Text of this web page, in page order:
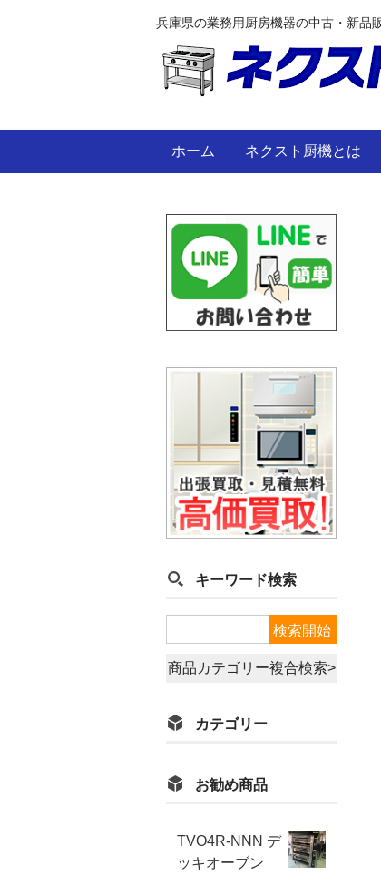
兵庫県の業務用厨房機器の中古・新品
ホーム ネクスト厨機とは
キーワード検索
商品カテゴリー複合検索>
カテゴリー
お勧め商品
TVO4R-NNN デ
ッキオーブン